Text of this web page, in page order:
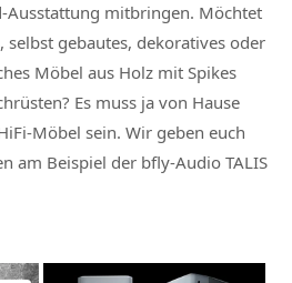
Ausstattung mitbringen. Möchtet
selbst gebautes, dekoratives oder
Möbel aus Holz mit Spikes
Es muss ja von Hause
Möbel sein. Wir geben euch
am Beispiel der bfly-Audio TALIS